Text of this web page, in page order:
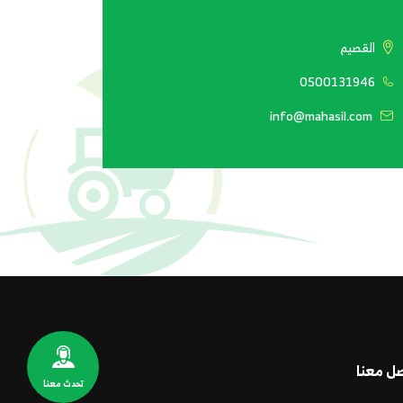
القصيم
0500131946
info@mahasil.com
معنا تحدث معنا